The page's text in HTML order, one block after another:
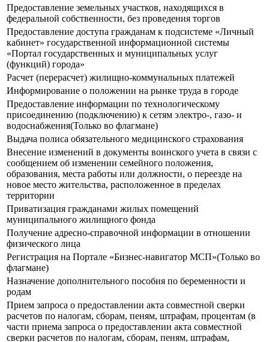
Предоставление земельных участков, находящихся в
федеральной собственности, без проведения торгов
Предоставление доступа гражданам к подсистеме «Личный
кабинет» государственной информационной системы
«Портал государственных и муниципальных услуг
(функций) города»
Расчет (перерасчет) жилищно-коммунальных платежей
Информирование о положении на рынке труда в городе
Предоставление информации по технологическому
присоединению (подключению) к сетям электро-, газо- и
водоснабжения(Только во флагмане)
Выдача полиса обязательного медицинского страхования
Внесение изменений в документы воинского учета в связи с
сообщением об изменении семейного положения,
образования, места работы или должности, о переезде на
новое место жительства, расположенное в пределах
территории
Приватизация гражданами жилых помещений
муниципального жилищного фонда
Получение адресно-справочной информации в отношении
физического лица
Регистрация на Портале «Бизнес-навигатор МСП»(Только во
флагмане)
Назначение дополнительного пособия по беременности и
родам
Прием запроса о предоставлении акта совместной сверки
расчетов по налогам, сборам, пеням, штрафам, процентам (в
части приема запроса о предоставлении акта совместной
сверки расчетов по налогам, сборам, пеням, штрафам,